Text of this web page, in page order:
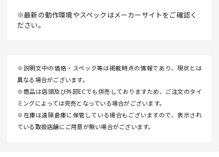
※最新の動作環境やスペックはメーカーサイトをご確認く
ださい。
※説明文中の価格・スペック等は掲載時点の情報であり、現状とは
異なる場合がございます。
※商品は店頭及び外部ECでも併売しておりますため、ご注文のタイ
ミングによっては完売となっている場合がございます。
※在庫は遠隔倉庫に保管している場合もございますので、表示され
ている取扱店舗にご用意が無い場合がございます。